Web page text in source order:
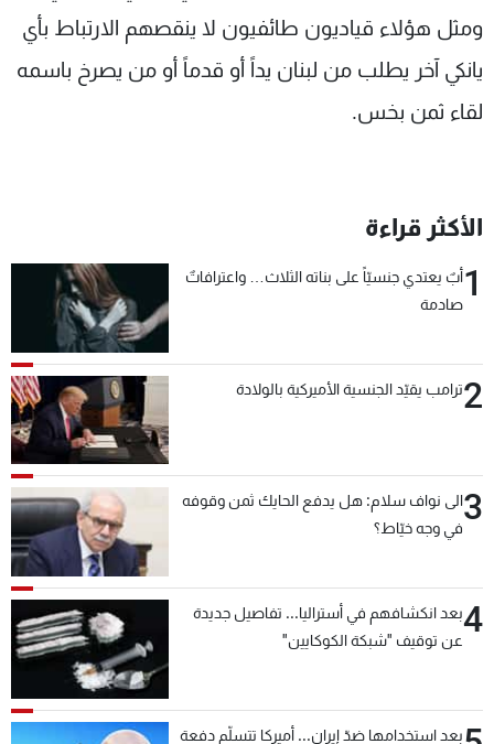
ومثل هؤلاء قياديون طائفيون لا ينقصهم الارتباط بأي
يانكي آخر يطلب من لبنان يداً أو قدماً أو من يصرخ باسمه
لقاء ثمن بخس.
الأكثر قراءة
1أبٌ يعتدي جنسيّاً على بناته الثلاث… واعترافاتٌ
صادمة
2ترامب يقيّد الجنسية الأميركية بالولادة
3الى نواف سلام: هل يدفع الحايك ثمن وقوفه
في وجه خيّاط؟
4بعد انكشافهم في أستراليا... تفاصيل جديدة
عن توقيف "شبكة الكوكايين"
بعد استخدامها ضدّ إيران... أميركا تتسلّم دفعة